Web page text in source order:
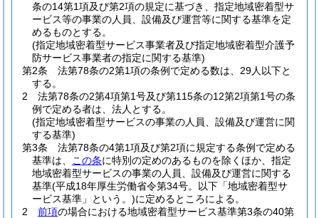
条の14第1項及び第2項の規定に基づき、指定地域密着型サ
ービス等の事業の人員、設備及び運営等に関する基準を定
めるものとする。
(指定地域密着型サービス事業者及び指定地域密着型介護予
防サービス事業者の指定に関する基準)
第2条
法第78条の2第1項の条例で定める数は、29人以下と
する。
2
法第78条の2第4項第1号及び第115条の12第2項第1号の条
例で定める者は、法人とする。
(指定地域密着型サービスの事業の人員、設備及び運営に関
する基準)
第3条
法第78条の4第1項及び第2項に規定する条例で定める
基準は、
この条に特別の定めのあるものを除くほか、指定
地域密着型サービスの事業の人員、設備及び運営に関する
基準(平成18年厚生労働省令第34号。以下「地域密着型サ
ービス基準」という。)に定めるところによる。
2
前項の場合における地域密着型サービス基準第3条の40第